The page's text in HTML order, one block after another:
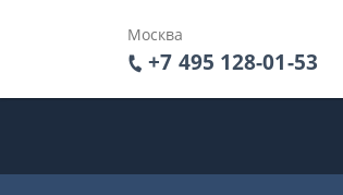
Москва
+7 495 128-01-53